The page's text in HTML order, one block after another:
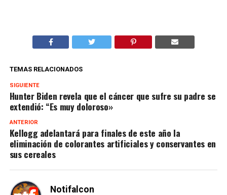
TEMAS RELACIONADOS
SIGUIENTE
Hunter Biden revela que el cáncer que sufre su padre se
extendió: “Es muy doloroso»
ANTERIOR
Kellogg adelantará para finales de este año la
eliminación de colorantes artificiales y conservantes en
sus cereales
Notifalcon